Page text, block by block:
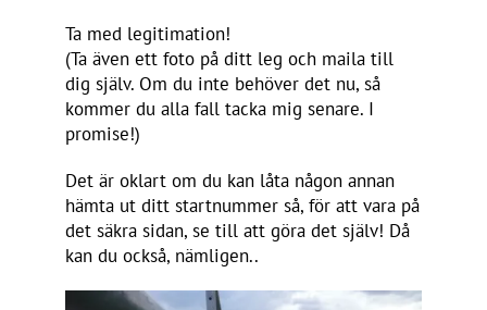
Ta med legitimation!
(Ta även ett foto på ditt leg och maila till
dig själv. Om du inte behöver det nu, så
kommer du alla fall tacka mig senare. I
promise!)
Det är oklart om du kan låta någon annan
hämta ut ditt startnummer så, för att vara på
det säkra sidan, se till att göra det själv! Då
kan du också, nämligen..